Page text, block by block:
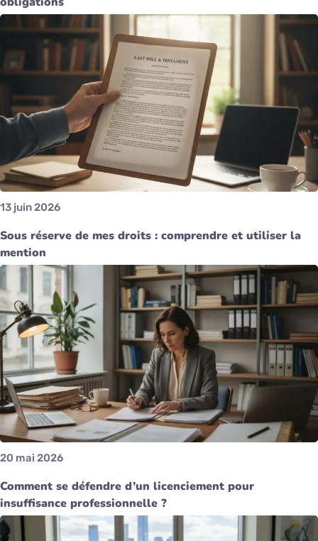
13 juin 2026
Sous réserve de mes droits : comprendre et utiliser la
mention
20 mai 2026
Comment se défendre d’un licenciement pour
insuffisance professionnelle ?